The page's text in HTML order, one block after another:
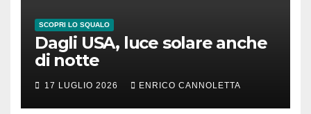
SCOPRI LO SQUALO
Dagli USA, luce solare anche
di notte
17 LUGLIO 2026 ENRICO CANNOLETTA